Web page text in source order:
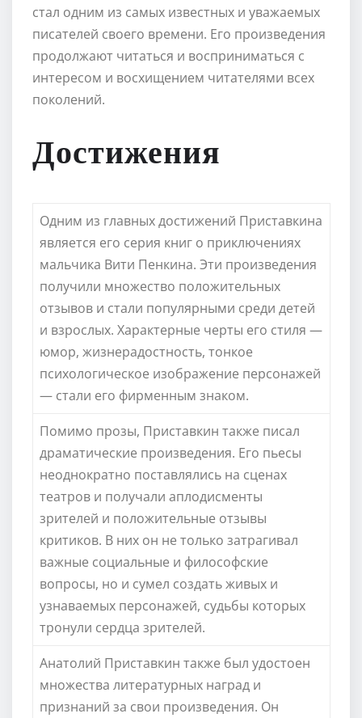
стал одним из самых известных и уважаемых
писателей своего времени. Его произведения
продолжают читаться и восприниматься с
интересом и восхищением читателями всех
поколений.
Достижения
Одним из главных достижений Приставкина
является его серия книг о приключениях
мальчика Вити Пенкина. Эти произведения
получили множество положительных
отзывов и стали популярными среди детей
и взрослых. Характерные черты его стиля —
юмор, жизнерадостность, тонкое
психологическое изображение персонажей
— стали его фирменным знаком.
Помимо прозы, Приставкин также писал
драматические произведения. Его пьесы
неоднократно поставлялись на сценах
театров и получали аплодисменты
зрителей и положительные отзывы
критиков. В них он не только затрагивал
важные социальные и философские
вопросы, но и сумел создать живых и
узнаваемых персонажей, судьбы которых
тронули сердца зрителей.
Анатолий Приставкин также был удостоен
множества литературных наград и
признаний за свои произведения. Он